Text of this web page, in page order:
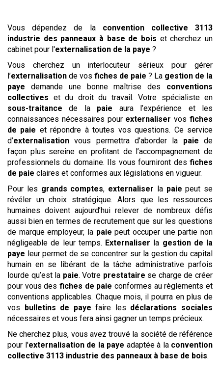
Vous dépendez de laconvention collective 3113
industrie des panneaux à base de bois et cherchez un
cabinet pour l'externalisation de la paye ?
Vous cherchez un interlocuteur sérieux pour gérer
l’externalisation de vos fiches de paie ? La gestion de la
paye demande une bonne maîtrise des conventions
collectives et du droit du travail. Votre spécialiste en
sous-traitance de la paie aura l’expérience et les
connaissances nécessaires pour externaliser vosfiches
de paie et répondre à toutes vos questions. Ce service
d’externalisation vous permettra d’aborder la paie de
façon plus sereine en profitant de l’accompagnement de
professionnels du domaine. Ils vous fourniront des fiches
de paie claires et conformes aux législations en vigueur.
Pour les grands comptes, externaliser la paie peut se
révéler un choix stratégique. Alors que les ressources
humaines doivent aujourd’hui relever de nombreux défis
aussi bien en termes de recrutement que sur les questions
de marque employeur, la paie peut occuper une partie non
négligeable de leur temps. Externaliser la gestion de la
paye leur permet de se concentrer sur la gestion du capital
humain en se libérant de la tâche administrative parfois
lourde qu’est la paie. Votre prestataire se charge de créer
pour vous des fiches de paie conformes au règlements et
conventions applicables. Chaque mois, il pourra en plus de
vos
bulletins de paye faire les déclarations sociales
nécessaires et vous fera ainsi gagner un temps précieux.
Ne cherchez plus, vous avez trouvé la société de référence
pour l'externalisation de la paye adaptée à la convention
collective 3113 industrie des panneaux à base de bois.